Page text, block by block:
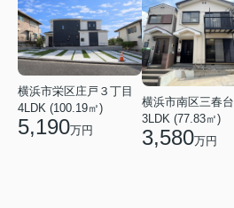
横浜市栄区庄戸３丁目
4LDK (100.19㎡)
5,190万円
横浜市南区三春台
3LDK (77.83㎡)
3,580万円